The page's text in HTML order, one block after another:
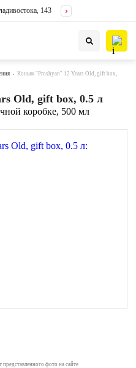
143
Коньяк "Proshyan" 12 Years Old, gift box,
Old, gift box, 0.5 л
коробке, 500 мл
фото на сайте